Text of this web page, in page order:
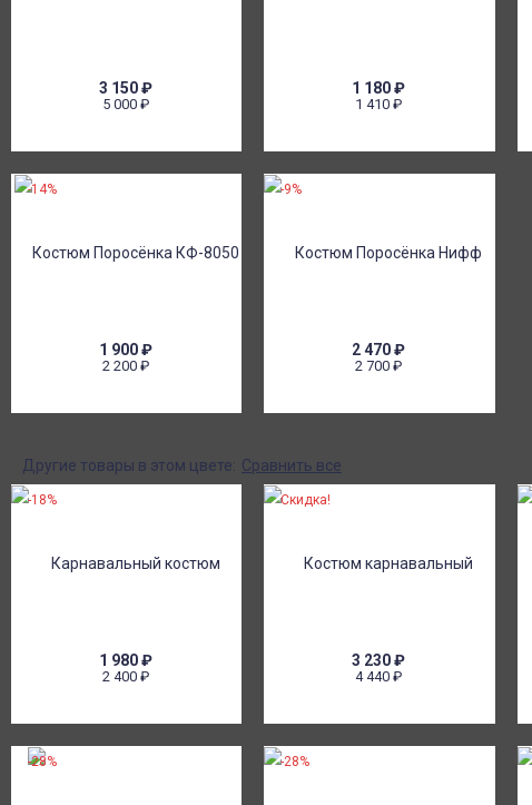
3 150₽
5 000 ₽
1 180₽
1 410 ₽
1 900₽
2 200 ₽
-14%
2 470₽
2 700 ₽
-9%
Другие товары в этом цвете: Сравнить все
1 980₽
2 400 ₽
-18%
3 230₽
4 440 ₽
Скидка!
-28% -28%